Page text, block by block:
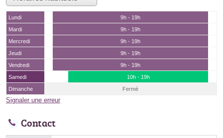
Lundi
9h - 19h
Mardi
9h - 19h
Mercredi
9h - 19h
Jeudi
9h - 19h
Vendredi
9h - 19h
Samedi
10h - 19h
Dimanche
Fermé
Signaler une erreur
Contact